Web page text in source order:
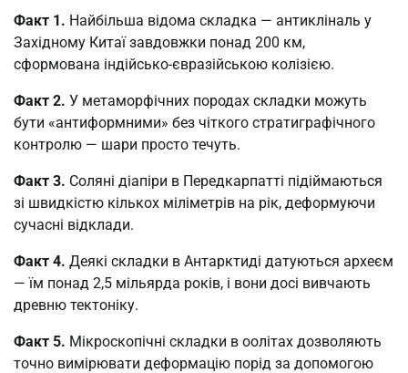
Факт 1. Найбільша відома складка — антикліналь у
Західному Китаї завдовжки понад 200 км,
сформована індійсько-євразійською колізією.
Факт 2. У метаморфічних породах складки можуть
бути «антиформними» без чіткого стратиграфічного
контролю — шари просто течуть.
Факт 3. Соляні діапіри в Передкарпатті підіймаються
зі швидкістю кількох міліметрів на рік, деформуючи
сучасні відклади.
Факт 4. Деякі складки в Антарктиді датуються археєм
— їм понад 2,5 мільярда років, і вони досі вивчають
древню тектоніку.
Факт 5. Мікроскопічні складки в оолітах дозволяють
точно вимірювати деформацію порід за допомогою